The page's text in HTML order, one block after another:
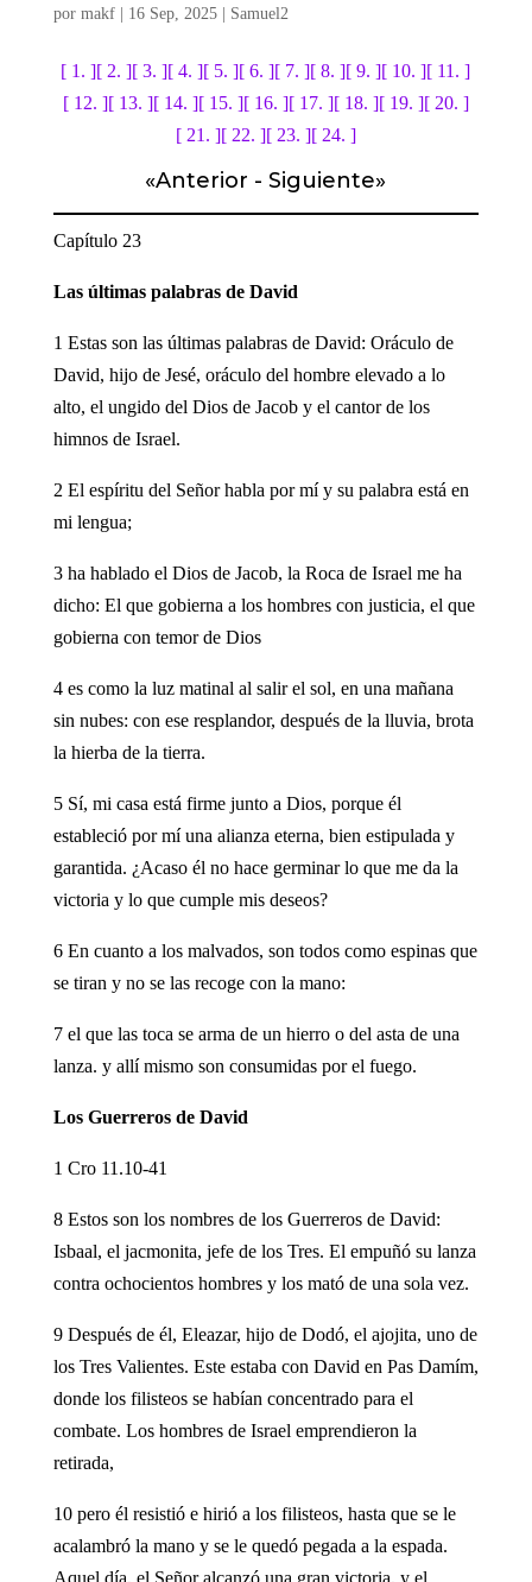
por makf| 16 Sep, 2025| Samuel2
[ 1. ][ 2. ][ 3. ][ 4. ][ 5. ][ 6. ][ 7. ][ 8. ][ 9. ][ 10. ][ 11. ]
[ 12. ][ 13. ][ 14. ][ 15. ][ 16. ][ 17. ][ 18. ][ 19. ][ 20. ]
[ 21. ][ 22. ][ 23. ][ 24. ]
«Anterior -Siguiente»
Capítulo 23
Las últimas palabras de David
1 Estas son las últimas palabras de David: Oráculo de
David, hijo de Jesé, oráculo del hombre elevado a lo
alto, el ungido del Dios de Jacob y el cantor de los
himnos de Israel.
2 El espíritu del Señor habla por mí y su palabra está en
mi lengua;
3 ha hablado el Dios de Jacob, la Roca de Israel me ha
dicho: El que gobierna a los hombres con justicia, el que
gobierna con temor de Dios
4 es como la luz matinal al salir el sol, en una mañana
sin nubes: con ese resplandor, después de la lluvia, brota
la hierba de la tierra.
5 Sí, mi casa está firme junto a Dios, porque él
estableció por mí una alianza eterna, bien estipulada y
garantida. ¿Acaso él no hace germinar lo que me da la
victoria y lo que cumple mis deseos?
6 En cuanto a los malvados, son todos como espinas que
se tiran y no se las recoge con la mano:
7 el que las toca se arma de un hierro o del asta de una
lanza. y allí mismo son consumidas por el fuego.
Los Guerreros de David
1 Cro 11.10-41
8 Estos son los nombres de los Guerreros de David:
Isbaal, el jacmonita, jefe de los Tres. El empuñó su lanza
contra ochocientos hombres y los mató de una sola vez.
9 Después de él, Eleazar, hijo de Dodó, el ajojita, uno de
los Tres Valientes. Este estaba con David en Pas Damím,
donde los filisteos se habían concentrado para el
combate. Los hombres de Israel emprendieron la
retirada,
10 pero él resistió e hirió a los filisteos, hasta que se le
acalambró la mano y se le quedó pegada a la espada.
Aquel día, el Señor alcanzó una gran victoria, y el